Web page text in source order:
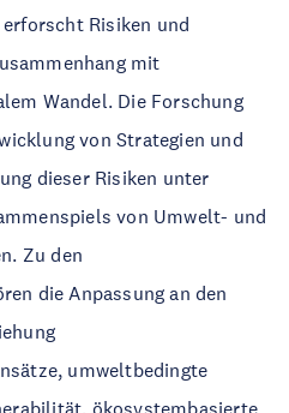
Risiken und
mit
Wandel. Die Forschung
von Strategien und
dieser Risiken unter
von Umwelt- und
Zu den
die Anpassung an den
umweltbedingte
ökosystembasierte